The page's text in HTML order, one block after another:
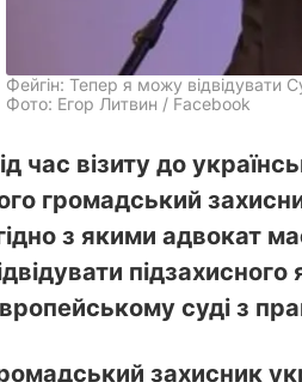
Фейгін: Тепер я можу
Фото: Егор Литвин / Facebook
час візиту до
громадський
з якими адвокат
суді з
захисник